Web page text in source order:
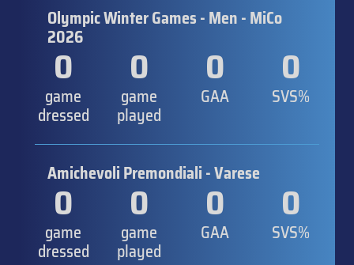
Olympic Winter Games - Men - MiCo
2026
0
game
dressed
0
game
played
0
GAA
0
SVS%
Amichevoli Premondiali - Varese
0
game
dressed
0
game
played
0
GAA
0
SVS%